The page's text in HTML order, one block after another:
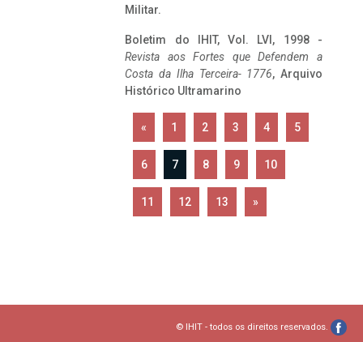
Militar.
Boletim do IHIT, Vol. LVI, 1998 -
Revista aos Fortes que Defendem a
Costa da Ilha Terceira- 1776, Arquivo
Histórico Ultramarino
« 1 2 3 4 5
6 7 8 9 10
11 12 13 »
© IHIT - todos os direitos reservados.